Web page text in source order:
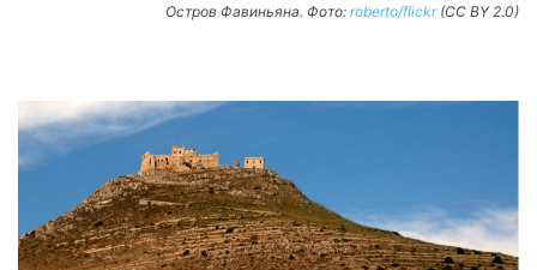
Остров Фавиньяна. Фото: roberto/flickr(CC BY 2.0)